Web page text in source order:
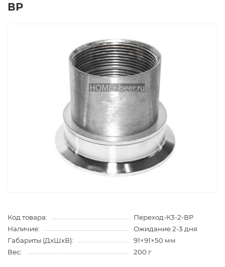
ВР
Код товара:
Переход-К3-2-ВР
Наличие:
Ожидание 2-3 дня
Габариты (ДхШхВ):
91×91×50 мм
Вес:
200 г